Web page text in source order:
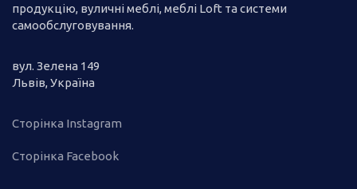
продукцію, вуличні меблі, меблі Loft та системи
самообслуговування.
вул. Зелена 149
Львів, Україна
Сторінка Instagram
Сторінка Facebook